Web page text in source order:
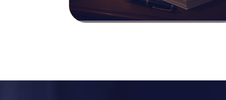
המשפטי המרכזי לאתגר
החלטות של רשויות